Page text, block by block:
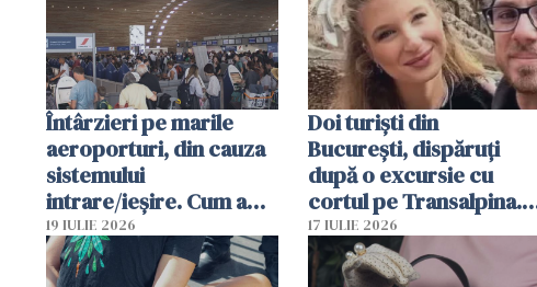
Întârzieri pe marile
aeroporturi, din cauza
sistemului
intrare/ieșire. Cum a
ajuns o femeie să fie
arestată în Cluj-Napoca
19 IULIE 2026
Doi turiști din
București, dispăruți
după o excursie cu
cortul pe Transalpina.
Poliția și familia îi caută
17 IULIE 2026